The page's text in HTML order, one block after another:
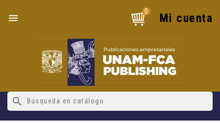
 Mi cuenta
0
search